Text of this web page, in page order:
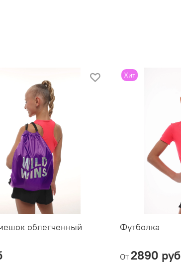
облегченный
Хит
Футболка
От 2890 руб